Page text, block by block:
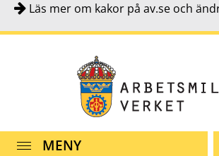
Läs mer om kakor på av.se och
MENY